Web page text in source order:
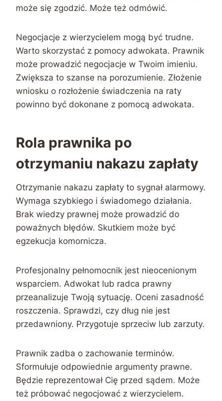
może się zgodzić. Może też odmówić.
Negocjacje z wierzycielem mogą być trudne.
Warto skorzystać z pomocy adwokata. Prawnik
może prowadzić negocjacje w Twoim imieniu.
Zwiększa to szanse na porozumienie. Złożenie
wniosku o rozłożenie świadczenia na raty
powinno być dokonane z pomocą adwokata.
Rola prawnika po
otrzymaniu nakazu zapłaty
Otrzymanie nakazu zapłaty to sygnał alarmowy.
Wymaga szybkiego i świadomego działania.
Brak wiedzy prawnej może prowadzić do
poważnych błędów. Skutkiem może być
egzekucja komornicza.
Profesjonalny pełnomocnik jest nieocenionym
wsparciem. Adwokat lub radca prawny
przeanalizuje Twoją sytuację. Oceni zasadność
roszczenia. Sprawdzi, czy dług nie jest
przedawniony. Przygotuje sprzeciw lub zarzuty.
Prawnik zadba o zachowanie terminów.
Sformułuje odpowiednie argumenty prawne.
Będzie reprezentował Cię przed sądem. Może
też próbować negocjować z wierzycielem.